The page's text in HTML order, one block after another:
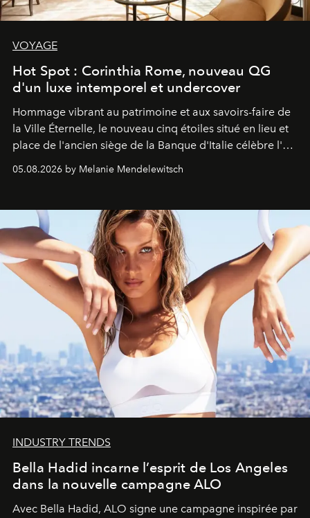
VOYAGE
Hot Spot : Corinthia Rome, nouveau QG
d'un luxe intemporel et undercover
Hommage vibrant au patrimoine et aux savoirs-faire de
la Ville Éternelle, le nouveau cinq étoiles situé en lieu et
place de l'ancien siège de la Banque d'Italie célèbre l'art
de vivre Romain dans toute son élégance intemporelle.
05.08.2026 by Melanie Mendelewitsch
INDUSTRY TRENDS
Bella Hadid incarne l’esprit de Los Angeles
dans la nouvelle campagne ALO
Avec Bella Hadid, ALO signe une campagne inspirée par